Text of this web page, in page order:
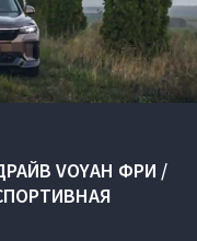
VOYAH ФРИ /